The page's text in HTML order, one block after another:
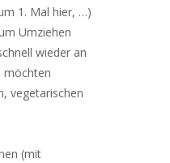
1. Mal hier, …)
Umziehen
wieder an
möchten
vegetarischen
(mit